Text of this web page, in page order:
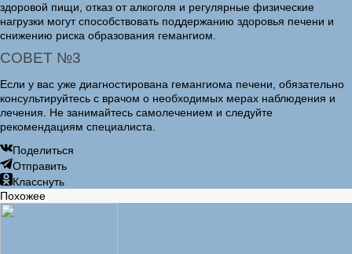
здоровой пищи, отказ от алкоголя и регулярные физические
нагрузки могут способствовать поддержанию здоровья печени и
снижению риска образования гемангиом.
СОВЕТ №3
Если у вас уже диагностирована гемангиома печени, обязательно
консультируйтесь с врачом о необходимых мерах наблюдения и
лечения. Не занимайтесь самолечением и следуйте
рекомендациям специалиста.
Поделиться
Отправить
Класснуть
Похожее